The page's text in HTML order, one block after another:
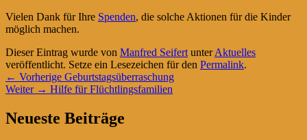
Vielen Dank für Ihre Spenden, die solche Aktionen für die Kinder
möglich machen.
Dieser Eintrag wurde von Manfred Seifert unterAktuelles
veröffentlicht. Setze ein Lesezeichen für den Permalink.
Beitragsnavigation
← Vorherige Vorheriger
Beitrag:
Geburtstagsüberraschung
Weiter → Nächster
Hilfe für Flüchtlingsfamilien
Primärer
Neueste Beiträge